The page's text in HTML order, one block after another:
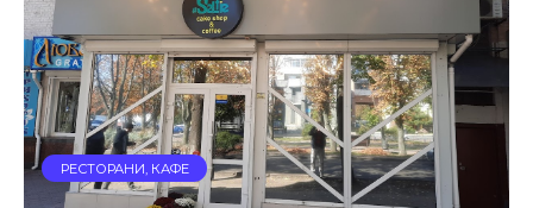
РЕСТОРАНИ, КАФЕ